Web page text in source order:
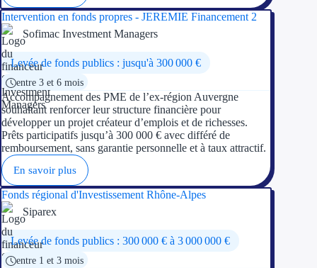
Aides sans
Aides Fiscales et
Intervention en fonds propres - JEREMIE Financement 2
Sofimac Investment Managers
Levée de fonds publics : jusqu'à 300 000 €
entre 3 et 6 mois
Accompagnement des PME de l’ex-région Auvergne
souhaitant renforcer leur structure financière pour
développer un projet créateur d’emplois et de richesses.
Prêts participatifs jusqu’à 300 000 € avec différé de
remboursement, sans garantie personnelle et à taux attractif.
En savoir plus
Fonds régional d'Investissement Rhône-Alpes
Siparex
Levée de fonds publics : 300 000 € à 3 000 000 €
entre 1 et 3 mois